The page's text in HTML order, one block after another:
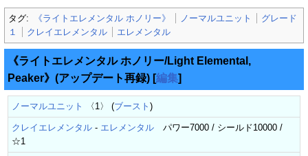
タグ: 《ライトエレメンタル ホノリー》 ノーマルユニット
グレード
１
クレイエレメンタル エレメンタル
《ライトエレメンタル ホノリー/Light Elemental,
Peaker》(アップデート再録) [編集]
ノーマルユニット 〈1〉 (ブースト )
クレイエレメンタル - エレメンタル パワー7000 / シールド10000 /
☆1